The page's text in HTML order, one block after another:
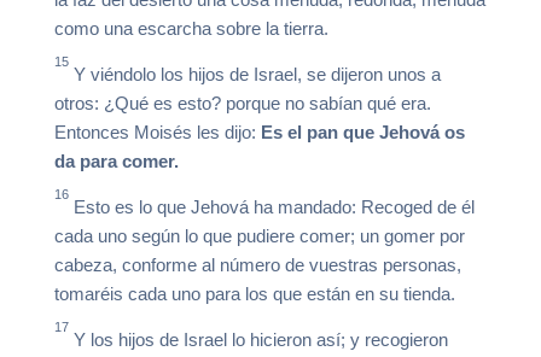
como una escarcha sobre la tierra.
15
Y viéndolo los hijos de Israel, se dijeron unos a
otros: ¿Qué es esto? porque no sabían qué era.
Entonces Moisés les dijo: Es el pan que Jehová os
da para comer.
16
Esto es lo que Jehová ha mandado: Recoged de él
cada uno según lo que pudiere comer; un gomer por
cabeza, conforme al número de vuestras personas,
tomaréis cada uno para los que están en su tienda.
17
Y los hijos de Israel lo hicieron así; y recogieron